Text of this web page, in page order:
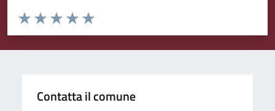
Valuta da 1 a 5 stelle la pagina
Valuta 5 stelle su 5
Valuta 4 stelle su 5
Valuta 3 stelle su 5
Valuta 2 stelle su 5
Valuta 1 stelle su 5
Contatta il comune